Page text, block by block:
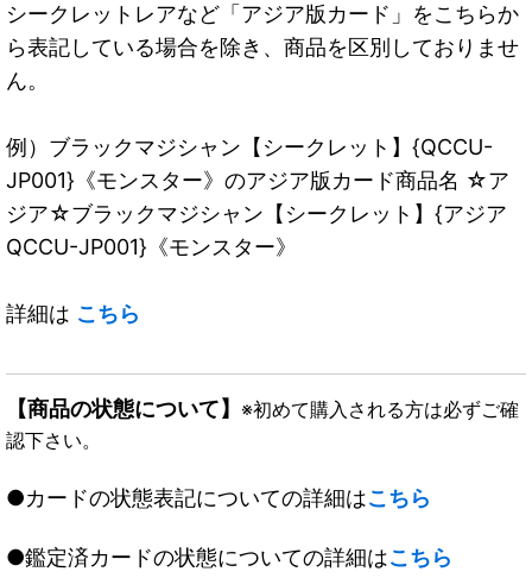
シークレットレアなど「アジア版カード」をこちらか
ら表記している場合を除き、商品を区別しておりませ
ん。
例）ブラックマジシャン【シークレット】{QCCU-
JP001}《モンスター》のアジア版カード商品名 ☆ア
ジア☆ブラックマジシャン【シークレット】{アジア
QCCU-JP001}《モンスター》
詳細は こちら
【商品の状態について】 ※初めて購入される方は必ずご確
認下さい。
●カードの状態表記についての詳細はこちら
●鑑定済カードの状態についての詳細はこちら